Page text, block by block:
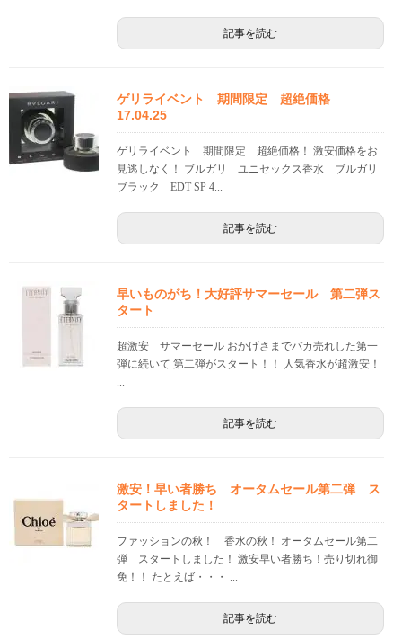
記事を読む
ゲリライベント 期間限定 超絶価格
17.04.25
ゲリライベント 期間限定 超絶価格！ 激安価格をお
見逃しなく！ ブルガリ ユニセックス香水 ブルガリ
ブラック EDT SP 4...
記事を読む
早いものがち！大好評サマーセール 第二弾ス
タート
超激安 サマーセール おかげさまでバカ売れした第一
弾に続いて 第二弾がスタート！！ 人気香水が超激安！
...
記事を読む
激安！早い者勝ち オータムセール第二弾 ス
タートしました！
ファッションの秋！ 香水の秋！ オータムセール第二
弾 スタートしました！ 激安早い者勝ち！売り切れ御
免！！ たとえば・・・ ...
記事を読む